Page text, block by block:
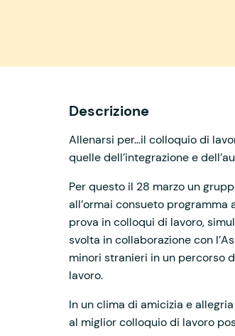
Descrizione
Allenarsi per…il colloquio di
quelle dell’integrazione e
Per questo il 28 marzo un
all’ormai consueto programma
prova in colloqui di lavoro,
svolta in collaborazione con
minori stranieri in un percorso
lavoro.
In un clima di amicizia e
al miglior colloquio di lavoro